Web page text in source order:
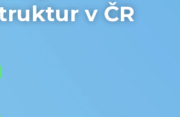
v ČR